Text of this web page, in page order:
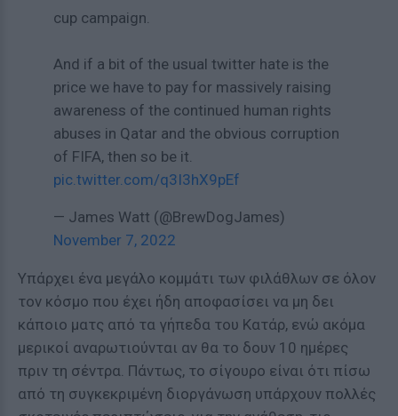
cup campaign.
And if a bit of the usual twitter hate is the
price we have to pay for massively raising
awareness of the continued human rights
abuses in Qatar and the obvious corruption
of FIFA, then so be it.
pic.twitter.com/q3I3hX9pEf
— James Watt (@BrewDogJames)
November 7, 2022
Υπάρχει ένα μεγάλο κομμάτι των φιλάθλων σε όλον
τον κόσμο που έχει ήδη αποφασίσει να μη δει
κάποιο ματς από τα γήπεδα του Κατάρ, ενώ ακόμα
μερικοί αναρωτιούνται αν θα το δουν 10 ημέρες
πριν τη σέντρα. Πάντως, το σίγουρο είναι ότι πίσω
από τη συγκεκριμένη διοργάνωση υπάρχουν πολλές